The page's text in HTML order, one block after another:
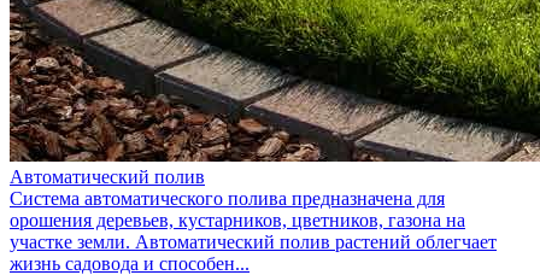
Автоматический полив
Система автоматического полива предназначена для
орошения деревьев, кустарников, цветников, газона на
участке земли. Автоматический полив растений облегчает
жизнь садовода и способен...